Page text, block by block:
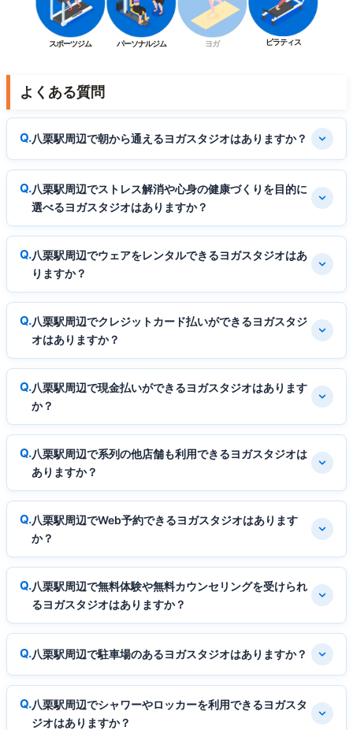
スポーツジム パーソナルジム ヨガ ピラティス
よくある質問
八栗駅周辺で朝から通えるヨガスタジオはありますか？
八栗駅周辺でストレス解消や心身の健康づくりを目的に
選べるヨガスタジオはありますか？
八栗駅周辺でウェアをレンタルできるヨガスタジオはあ
りますか？
八栗駅周辺でクレジットカード払いができるヨガスタジ
オはありますか？
八栗駅周辺で現金払いができるヨガスタジオはあります
か？
八栗駅周辺で系列の他店舗も利用できるヨガスタジオは
ありますか？
八栗駅周辺でWeb予約できるヨガスタジオはあります
か？
八栗駅周辺で無料体験や無料カウンセリングを受けられ
るヨガスタジオはありますか？
八栗駅周辺で駐車場のあるヨガスタジオはありますか？
八栗駅周辺でシャワーやロッカーを利用できるヨガスタ
ジオはありますか？